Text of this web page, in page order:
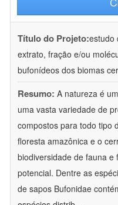
Título do Projeto:estudo
extrato, fração e/ou
bufonídeos dos biomas
Resumo: A natureza é
uma vasta variedade de
compostos para todo tipo
floresta amazônica e o
biodiversidade de fauna e
potencial. Dentre as
de sapos Bufonidae